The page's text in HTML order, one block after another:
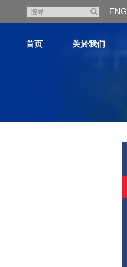
寻
ENG
首页 关於我们